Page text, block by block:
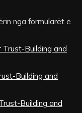
nga formularët e
Building and
Building and
Building and